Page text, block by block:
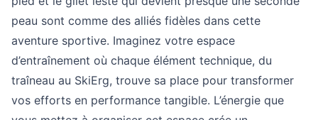
peau sont comme des alliés fidèles dans cette
aventure sportive. Imaginez votre espace
d’entraînement où chaque élément technique, du
traîneau au SkiErg, trouve sa place pour transformer
vos efforts en performance tangible. L’énergie que